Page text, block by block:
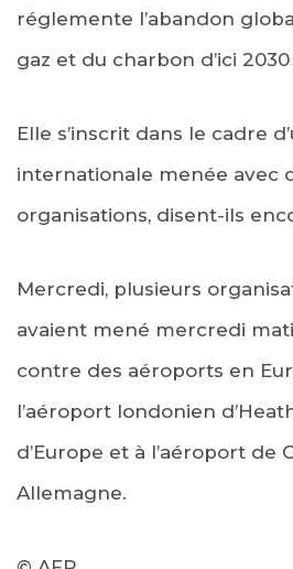
réglemente l’abandon
gaz et du charbon d’ici
Elle s’inscrit dans le cadre
internationale menée avec
organisations, disent-ils
Mercredi, plusieurs
avaient mené mercredi
contre des aéroports en
l’aéroport londonien
d’Europe et à l’aéroport de
Allemagne.